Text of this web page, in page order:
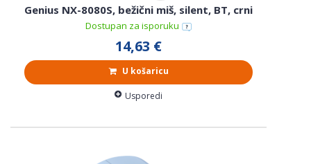
Genius NX-8080S, bežični miš, silent, BT, crni
Dostupan za isporuku
14,63 €
U košaricu
Usporedi